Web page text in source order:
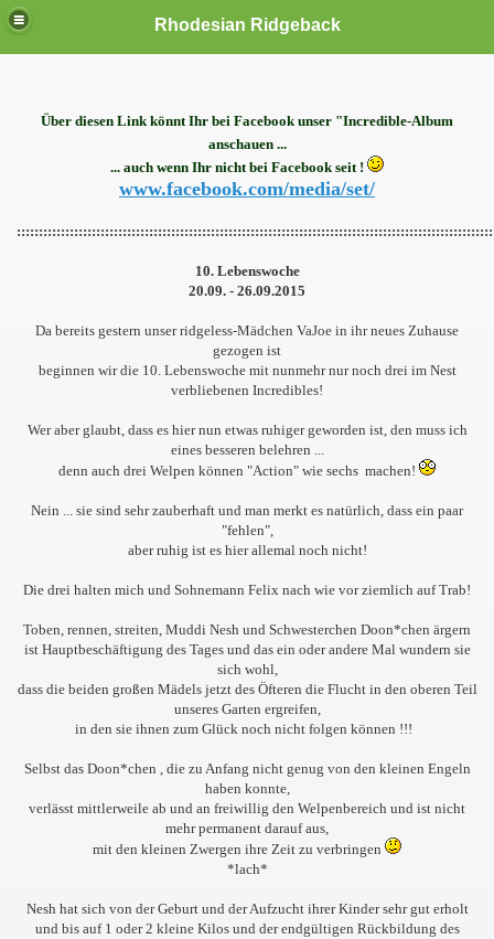
Rhodesian Ridgeback
Über diesen Link könnt Ihr bei Facebook unser "Incredible-Album
anschauen ...
... auch wenn Ihr nicht bei Facebook seit !
www.facebook.com/media/set/
10. Lebenswoche
20.09. - 26.09.2015
Da bereits gestern unser ridgeless-Mädchen VaJoe in ihr neues Zuhause
gezogen ist
beginnen wir die 10. Lebenswoche mit nunmehr nur noch drei im Nest
verbliebenen Incredibles!
Wer aber glaubt, dass es hier nun etwas ruhiger geworden ist, den muss ich
eines besseren belehren ...
denn auch drei Welpen können "Action" wie sechs machen!
Nein ... sie sind sehr zauberhaft und man merkt es natürlich, dass ein paar
"fehlen",
aber ruhig ist es hier allemal noch nicht!
Die drei halten mich und Sohnemann Felix nach wie vor ziemlich auf Trab!
Toben, rennen, streiten, Muddi Nesh und Schwesterchen Doon*chen ärgern
ist Hauptbeschäftigung des Tages und das ein oder andere Mal wundern sie
sich wohl,
dass die beiden großen Mädels jetzt des Öfteren die Flucht in den oberen Teil
unseres Garten ergreifen,
in den sie ihnen zum Glück noch nicht folgen können !!!
Selbst das Doon*chen , die zu Anfang nicht genug von den kleinen Engeln
haben konnte,
verlässt mittlerweile ab und an freiwillig den Welpenbereich und ist nicht
mehr permanent darauf aus,
mit den kleinen Zwergen ihre Zeit zu verbringen
*lach*
Nesh hat sich von der Geburt und der Aufzucht ihrer Kinder sehr gut erholt
und bis auf 1 oder 2 kleine Kilos und der endgültigen Rückbildung des